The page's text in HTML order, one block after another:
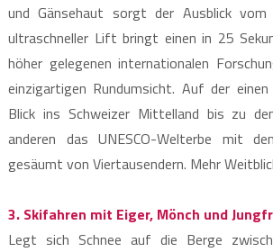
und Gänsehaut sorgt der Ausblick vom
ultraschneller Lift bringt einen in 25
höher gelegenen internationalen
einzigartigen Rundumsicht. Auf der
Blick ins Schweizer Mittelland bis zu
anderen das UNESCO-Welterbe mit
gesäumt von Viertausendern. Mehr
3. Skifahren mit Eiger, Mönch und
Legt sich Schnee auf die Berge